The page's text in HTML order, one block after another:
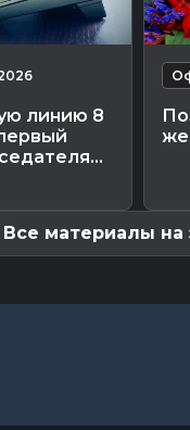
линию 8
Все материалы на